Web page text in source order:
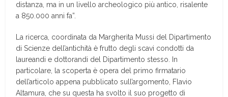
distanza, ma in un livello archeologico più antico, risalente
a 850.000 anni fa”.
La ricerca, coordinata da Margherita Mussi del Dipartimento
di Scienze dell’antichità è frutto degli scavi condotti da
laureandi e dottorandi del Dipartimento stesso. In
particolare, la scoperta è opera del primo firmatario
dell’articolo appena pubblicato sull’argomento, Flavio
Altamura, che su questa ha svolto il suo progetto di